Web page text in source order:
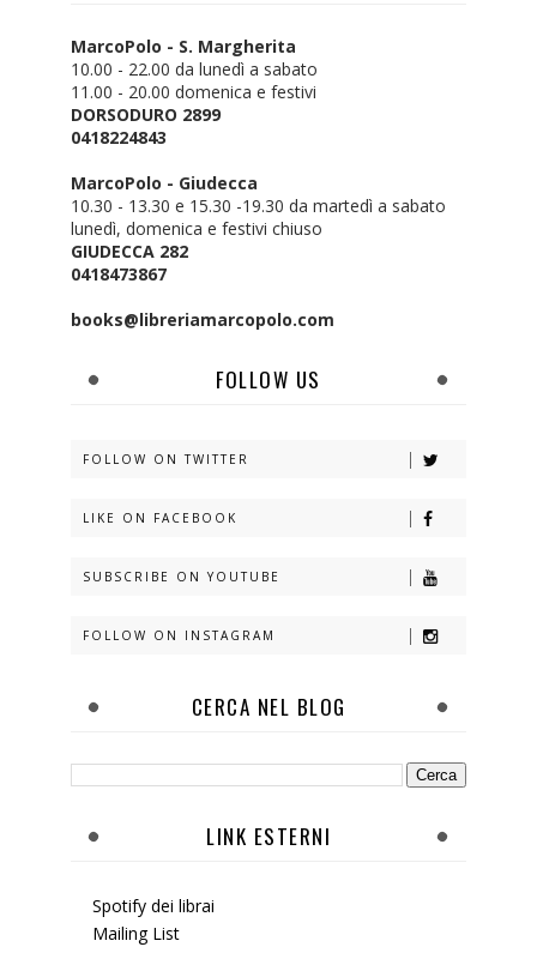
MarcoPolo - S. Margherita
10.00 - 22.00 da lunedì a sabato
11.00 - 20.00 domenica e festivi
DORSODURO 2899
0418224843
MarcoPolo - Giudecca
10.30 - 13.30 e 15.30 -19.30 da martedì a sabato
lunedì, domenica e festivi chiuso
GIUDECCA 282
0418473867
books@libreriamarcopolo.com
FOLLOW US
FOLLOW ON TWITTER
LIKE ON FACEBOOK
SUBSCRIBE ON YOUTUBE
FOLLOW ON INSTAGRAM
CERCA NEL BLOG
LINK ESTERNI
Spotify dei librai
Mailing List